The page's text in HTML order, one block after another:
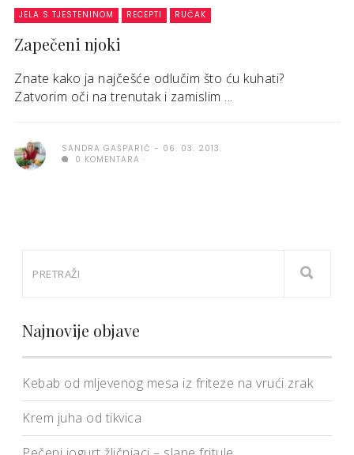
JELA S TJESTENINOM RECEPTI RUČAK
Zapečeni njoki
Znate kako ja najčešće odlučim što ću kuhati?
Zatvorim oči na trenutak i zamislim ...
SANDRA GAŠPARIĆ
06. 03. 2013.
0 KOMENTARA
Najnovije objave
Kebab od mljevenog mesa iz friteze na vrući zrak
Krem juha od tikvica